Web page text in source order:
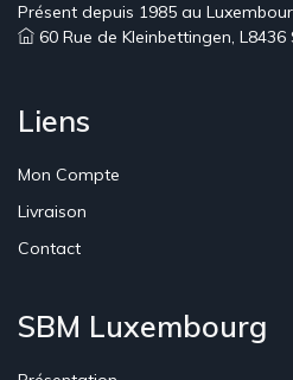
Présent depuis 1985 au
60 Rue de Kleinbettingen,
Liens
Mon Compte
Livraison
Contact
SBM Luxembourg